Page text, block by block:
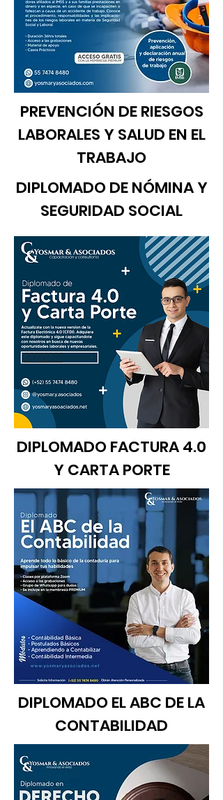
PREVENCIÓN DE RIESGOS
LABORALES Y SALUD EN EL
TRABAJO
DIPLOMADO DE NÓMINA Y
SEGURIDAD SOCIAL
DIPLOMADO FACTURA 4.0
Y CARTA PORTE
DIPLOMADO EL ABC DE LA
CONTABILIDAD